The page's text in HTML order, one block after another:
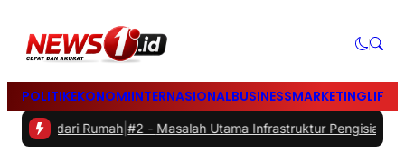
POLITIKEKONOMIINTERNASIONALBUSINESSMARKETING
dari Rumah|#2 -Masalah Utama Infrastruktur Pengisian